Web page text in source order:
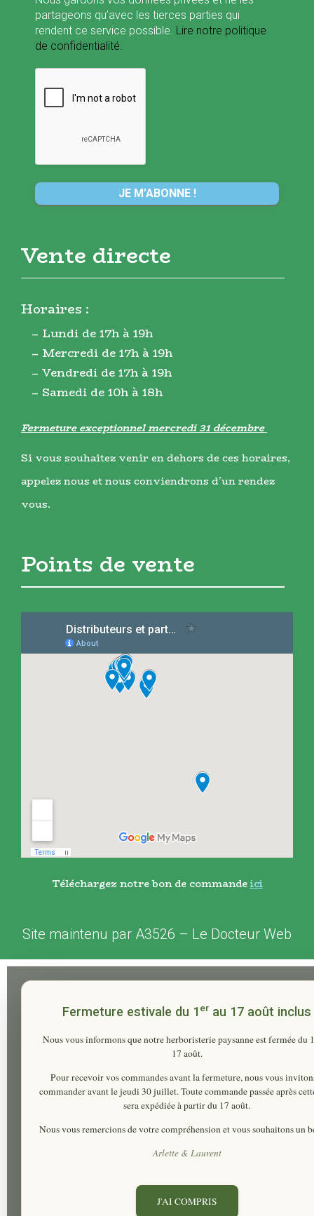
partageons qu’avec les tierces parties qui
rendent ce service possible. Lire notre politique
de confidentialité.
Vente directe
Horaires :
– Lundi de 17h à 19h
– Mercredi de 17h à 19h
– Vendredi de 17h à 19h
– Samedi de 10h à 18h
Fermeture exceptionnel mercredi 31 décembre
Si vous souhaitez venir en dehors de ces horaires,
appelez nous et nous conviendrons d’un rendez
vous.
Points de vente
Téléchargez notre bon de commandeici
Site maintenu par A3526 – Le Docteur Web
Fermeture estivale du 1er au 17 août inclus
Nous vous informons que notre herboristerie paysanne est fermée du 1
17 août.
Pour recevoir vos commandes avant la fermeture, nous vous
commanderavant le jeudi 30 juillet. Toute commande passée après
sera expédiée à partir du 17 août.
Nous vous remercions de votre compréhension et vous souhaitons un
Arlette & Laurent
J'AI COMPRIS